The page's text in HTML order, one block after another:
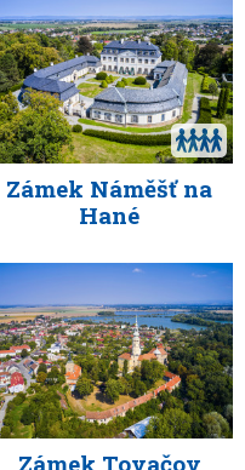
Zámek Náměšť na
Hané
Zámek Tovačov